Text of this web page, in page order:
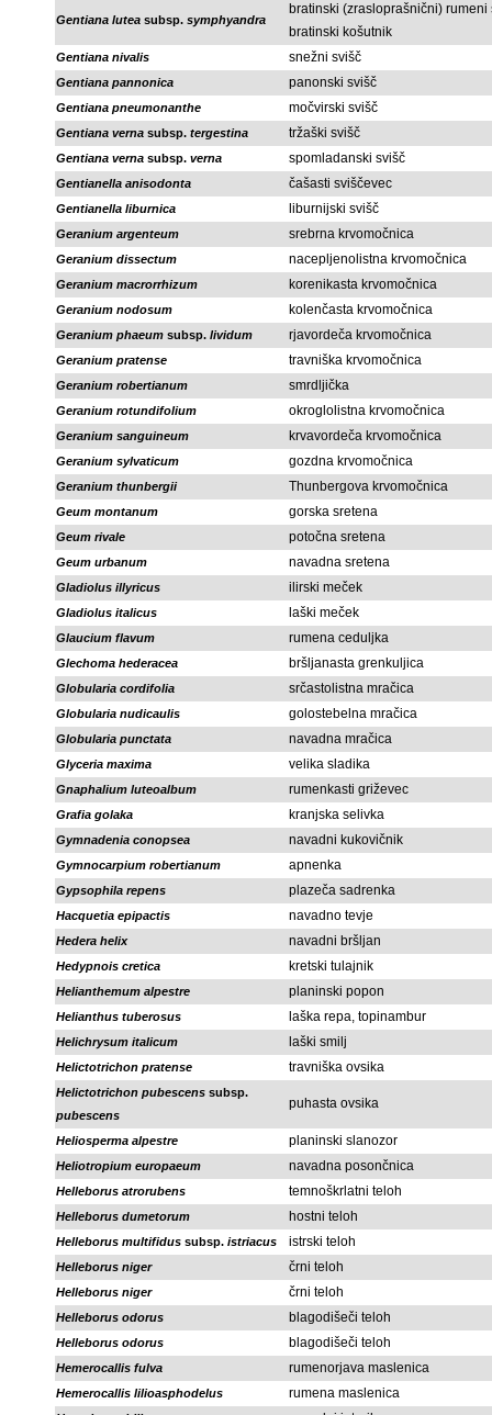
Gentiana lutea subsp. symphyandra
bratinski (zrasloprašnični) rumeni
bratinski košutnik
Gentiana nivalis snežni svišč
Gentiana pannonica panonski svišč
Gentiana pneumonanthe močvirski svišč
Gentiana verna subsp. tergestina tržaški svišč
Gentiana verna subsp. verna spomladanski svišč
Gentianella anisodonta čašasti sviščevec
Gentianella liburnica liburnijski svišč
Geranium argenteum srebrna krvomočnica
Geranium dissectum nacepljenolistna krvomočnica
Geranium macrorrhizum korenikasta krvomočnica
Geranium nodosum kolenčasta krvomočnica
Geranium phaeum subsp. lividum rjavordeča krvomočnica
Geranium pratense travniška krvomočnica
Geranium robertianum smrdljička
Geranium rotundifolium okroglolistna krvomočnica
Geranium sanguineum krvavordeča krvomočnica
Geranium sylvaticum gozdna krvomočnica
Geranium thunbergii Thunbergova krvomočnica
Geum montanum gorska sretena
Geum rivale potočna sretena
Geum urbanum navadna sretena
Gladiolus illyricus ilirski meček
Gladiolus italicus laški meček
Glaucium flavum rumena ceduljka
Glechoma hederacea bršljanasta grenkuljica
Globularia cordifolia srčastolistna mračica
Globularia nudicaulis golostebelna mračica
Globularia punctata navadna mračica
Glyceria maxima velika sladika
Gnaphalium luteoalbum rumenkasti griževec
Grafia golaka kranjska selivka
Gymnadenia conopsea navadni kukovičnik
Gymnocarpium robertianum apnenka
Gypsophila repens plazeča sadrenka
Hacquetia epipactis navadno tevje
Hedera helix navadni bršljan
Hedypnois cretica kretski tulajnik
Helianthemum alpestre planinski popon
Helianthus tuberosus laška repa, topinambur
Helichrysum italicum laški smilj
Helictotrichon pratense travniška ovsika
Helictotrichon pubescens subsp.
pubescens
puhasta ovsika
Heliosperma alpestre planinski slanozor
Heliotropium europaeum navadna posončnica
Helleborus atrorubens temnoškrlatni teloh
Helleborus dumetorum hostni teloh
Helleborus multifidus subsp. istriacus istrski teloh
Helleborus niger črni teloh
Helleborus niger črni teloh
Helleborus odorus blagodišeči teloh
Helleborus odorus blagodišeči teloh
Hemerocallis fulva rumenorjava maslenica
Hemerocallis lilioasphodelus rumena maslenica